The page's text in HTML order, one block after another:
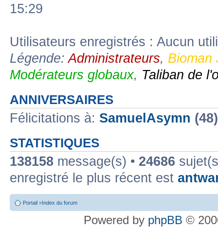
15:29
Utilisateurs enregistrés : Aucun
Légende:Administrateurs, Bioman
Modérateurs globaux, Taliban de
ANNIVERSAIRES
Félicitations à: SamuelAsymn
STATISTIQUES
138158 message(s) • 24686
enregistré le plus récent est
Portail »Index du forum
Powered by phpBB ©